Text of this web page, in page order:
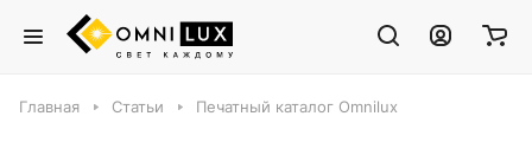
Главная Статьи Печатный каталог Omnilux